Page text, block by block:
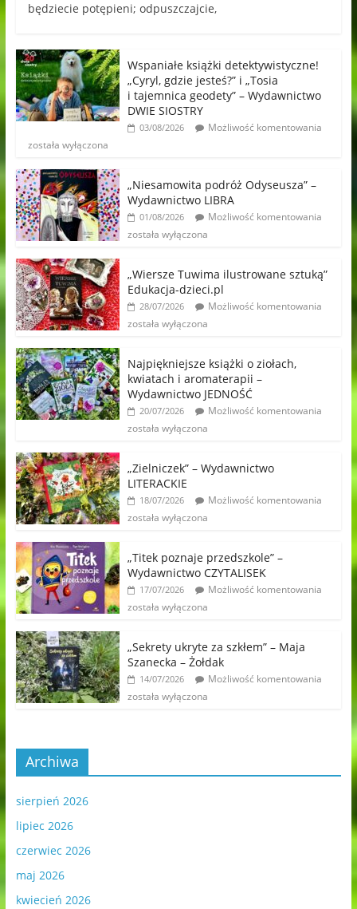
będziecie potępieni; odpuszczajcie,
Wspaniałe książki detektywistyczne!
„Cyryl, gdzie jesteś?” i „Tosia
i tajemnica geodety” – Wydawnictwo
DWIE SIOSTRY
03/08/2026
Możliwość komentowania
została wyłączona
„Niesamowita podróż Odyseusza” –
Wydawnictwo LIBRA
01/08/2026
Możliwość komentowania
została wyłączona
„Wiersze Tuwima ilustrowane sztuką”
Edukacja-dzieci.pl
28/07/2026
Możliwość komentowania
została wyłączona
Najpiękniejsze książki o ziołach,
kwiatach i aromaterapii –
Wydawnictwo JEDNOŚĆ
20/07/2026
Możliwość komentowania
została wyłączona
„Zielniczek” – Wydawnictwo
LITERACKIE
18/07/2026
Możliwość komentowania
została wyłączona
„Titek poznaje przedszkole” –
Wydawnictwo CZYTALISEK
17/07/2026
Możliwość komentowania
została wyłączona
„Sekrety ukryte za szkłem” – Maja
Szanecka – Żołdak
14/07/2026
Możliwość komentowania
została wyłączona
Archiwa
sierpień 2026
lipiec 2026
czerwiec 2026
maj 2026
kwiecień 2026